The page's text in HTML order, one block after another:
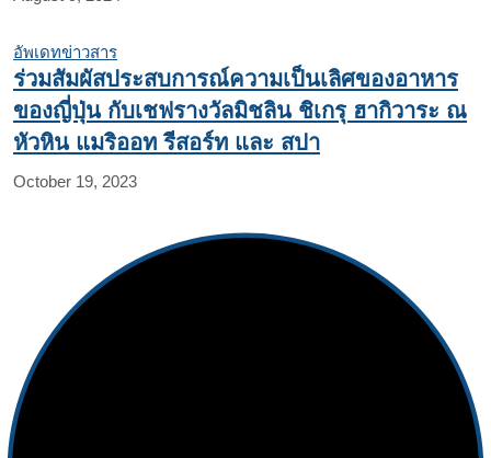
อัพเดทข่าวสาร
ร่วมสัมผัสประสบการณ์ความเป็นเลิศของอาหาร
ของญี่ปุ่น กับเชฟรางวัลมิชลิน ชิเกรุ ฮากิวาระ ณ
หัวหิน แมริออท รีสอร์ท และ สปา
October 19, 2023